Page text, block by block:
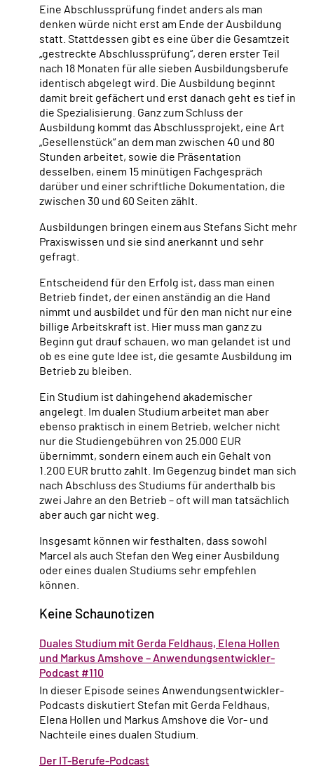
Eine Abschlussprüfung findet anders als man
denken würde nicht erst am Ende der Ausbildung
statt. Stattdessen gibt es eine über die Gesamtzeit
„gestreckte Abschlussprüfung“, deren erster Teil
nach 18 Monaten für alle sieben Ausbildungsberufe
identisch abgelegt wird. Die Ausbildung beginnt
damit breit gefächert und erst danach geht es tief in
die Spezialisierung. Ganz zum Schluss der
Ausbildung kommt das Abschlussprojekt, eine Art
„Gesellenstück“ an dem man zwischen 40 und 80
Stunden arbeitet, sowie die Präsentation
desselben, einem 15 minütigen Fachgespräch
darüber und einer schriftliche Dokumentation, die
zwischen 30 und 60 Seiten zählt.
Ausbildungen bringen einem aus Stefans Sicht mehr
Praxiswissen und sie sind anerkannt und sehr
gefragt.
Entscheidend für den Erfolg ist, dass man einen
Betrieb findet, der einen anständig an die Hand
nimmt und ausbildet und für den man nicht nur eine
billige Arbeitskraft ist. Hier muss man ganz zu
Beginn gut drauf schauen, wo man gelandet ist und
ob es eine gute Idee ist, die gesamte Ausbildung im
Betrieb zu bleiben.
Ein Studium ist dahingehend akademischer
angelegt. Im dualen Studium arbeitet man aber
ebenso praktisch in einem Betrieb, welcher nicht
nur die Studiengebühren von 25.000 EUR
übernimmt, sondern einem auch ein Gehalt von
1.200 EUR brutto zahlt. Im Gegenzug bindet man sich
nach Abschluss des Studiums für anderthalb bis
zwei Jahre an den Betrieb – oft will man tatsächlich
aber auch gar nicht weg.
Insgesamt können wir festhalten, dass sowohl
Marcel als auch Stefan den Weg einer Ausbildung
oder eines dualen Studiums sehr empfehlen
können.
Keine Schaunotizen
Duales Studium mit Gerda Feldhaus, Elena Hollen
und Markus Amshove – Anwendungsentwickler-
Podcast #110
Podcasts diskutiert Stefan mit Gerda Feldhaus,
Elena Hollen und Markus Amshove die Vor- und
Nachteile eines dualen Studium.
Der IT-Berufe-Podcast